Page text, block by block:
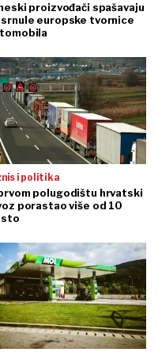
proizvođači spašavaju
europske tvornice
i politika
polugodištu hrvatski
porastao više od 10